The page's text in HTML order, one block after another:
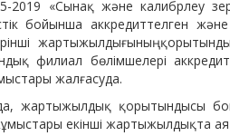
«Сынақ және калибрлеу
бойынша аккредиттелген және
жартыжылдығының
филиал бөлімшелері
жалғасуда.
жартыжылдық қорытындысы
екінші жартыжылдықта